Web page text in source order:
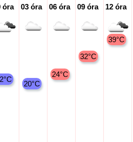
óra
03 óra
20°C
06 óra
24°C
09 óra
32°C
12 óra
39°C